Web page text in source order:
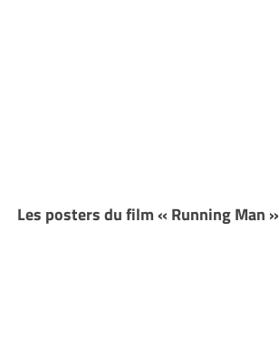
Les posters du film « Running Man »